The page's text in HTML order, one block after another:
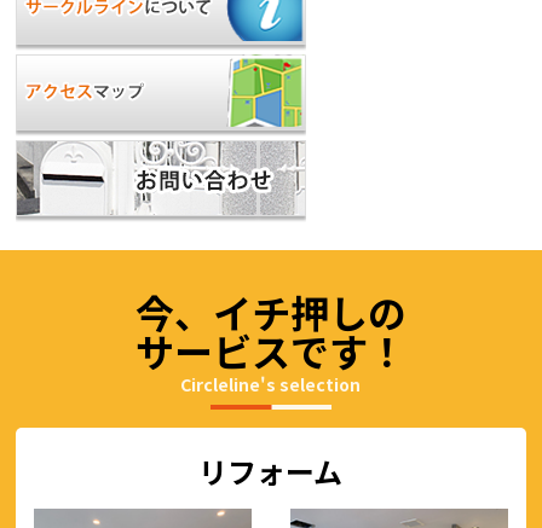
今、イチ押しの
サービスです！
Circleline's selection
リフォーム